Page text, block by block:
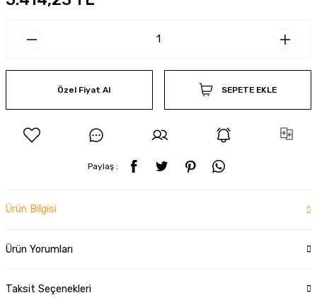
Özel Fiyat Al SEPETE EKLE
Paylaş :
Ürün Bilgisi
Ürün Yorumları
Taksit Seçenekleri